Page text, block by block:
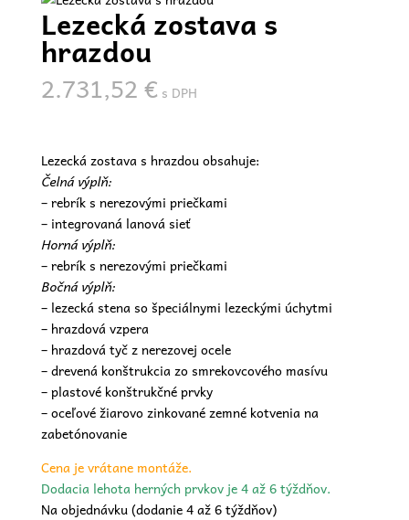
Lezecká zostava s
hrazdou
2.731,52€ s DPH
Lezecká zostava s hrazdou obsahuje:
Čelná výplň:
– rebrík s nerezovými priečkami
– integrovaná lanová sieť
Horná výplň:
– rebrík s nerezovými priečkami
Bočná výplň:
– lezecká stena so špeciálnymi lezeckými úchytmi
– hrazdová vzpera
– hrazdová tyč z nerezovej ocele
– drevená konštrukcia zo smrekovcového masívu
– plastové konštrukčné prvky
– oceľové žiarovo zinkované zemné kotvenia na
zabetónovanie
Cena je vrátane montáže.
Dodacia lehota herných prvkov je 4 až 6 týždňov.
Na objednávku (dodanie 4 až 6 týždňov)